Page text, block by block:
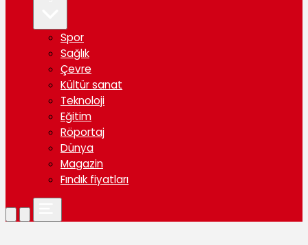
Spor
Sağlık
Çevre
Kültür sanat
Teknoloji
Eğitim
Röportaj
Dünya
Magazin
Fındık fiyatları